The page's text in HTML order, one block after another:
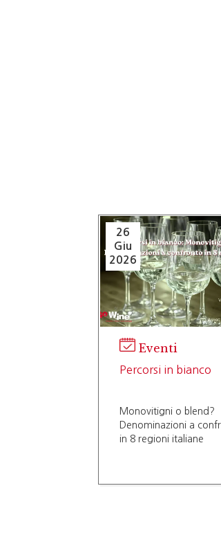
26
Giu
2026
Eventi
Percorsi in bianco
Monovitigni o blend?
Denominazioni a
in 8 regioni italiane